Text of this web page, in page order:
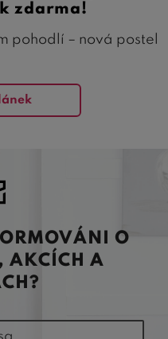
zdarma!
pohodlí – nová postel
O
AKCÍCH A